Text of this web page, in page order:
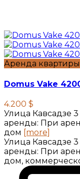
Аренда квартиры
Domus Vake
4.200 $
Улица Кавсадзе
аренды: При
дом [more]
Улица Кавсадзе
аренды: При
дом,